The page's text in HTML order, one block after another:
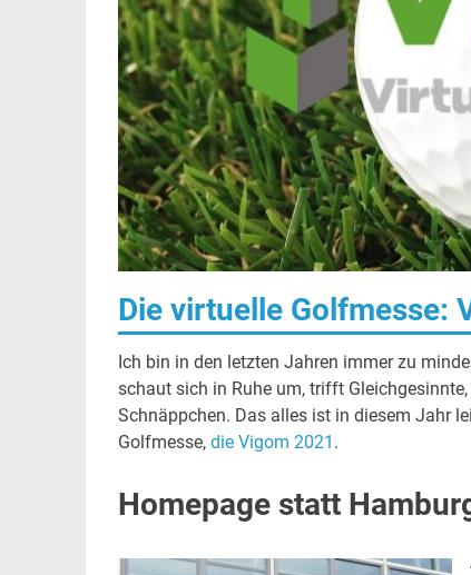
Die virtuelle Golfmesse:
Ich bin in den letzten Jahren immer zu
schaut sich in Ruhe um, trifft
Schnäppchen. Das alles ist in diesem Jahr
Golfmesse, die Vigom 2021 .
Homepage statt